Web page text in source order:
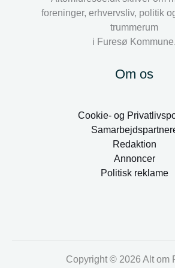
foreninger, erhvervsliv, politik
trummerum
i Furesø Kommune.
Om os
Cookie- og
Redaktion
Annoncer
Politisk reklame
Copyright © 2026 Alt om